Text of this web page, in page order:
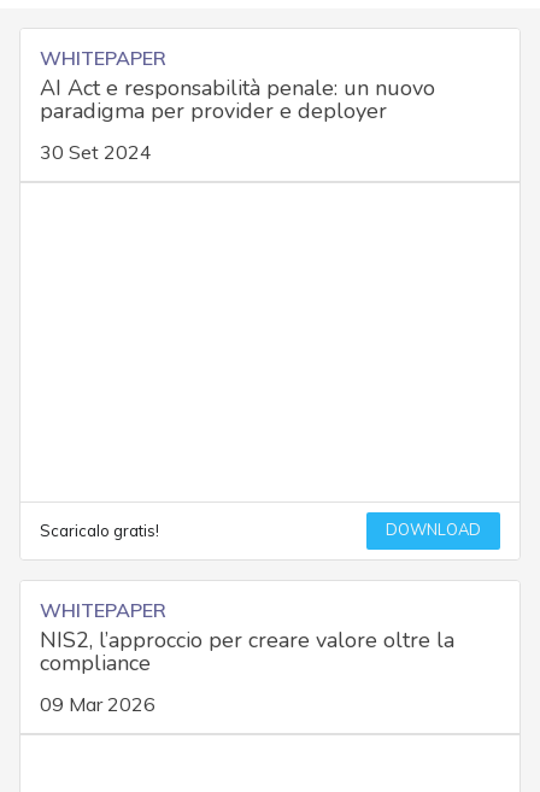
WHITEPAPER
AI Act e responsabilità penale: un nuovo
paradigma per provider e deployer
30 Set 2024
Scaricalo gratis! DOWNLOAD
WHITEPAPER
NIS2, l’approccio per creare valore oltre la
compliance
09 Mar 2026